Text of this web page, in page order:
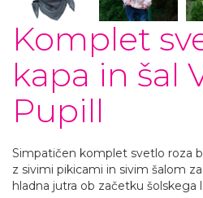
Komplet
kapa in šal
Pupill
Simpatičen komplet svetlo roza
z sivimi pikicami in sivim šalom
hladna jutra ob začetku šolskega